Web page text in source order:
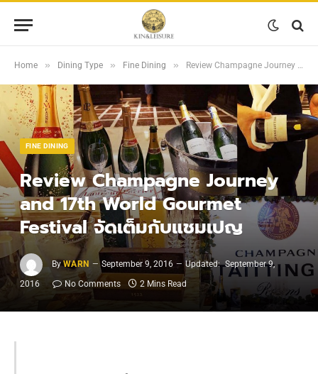
Home » Dining Type » Fine Dining » Review Champagne Journey and 17th World Gourmet Festival จัดเต็มกับแชมเปญ
FINE DINING
Review Champagne Journey
and 17th World Gourmet
Festival จัดเต็มกับแชมเปญ
By WARN September 9, 2016 Updated: September 9,
2016
No Comments 2 Mins Read